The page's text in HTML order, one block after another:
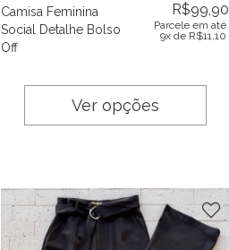
Camisa Feminina
Social Detalhe Bolso
Off
R$99,90
Parcele em até
9x de R$11,10
Ver opções